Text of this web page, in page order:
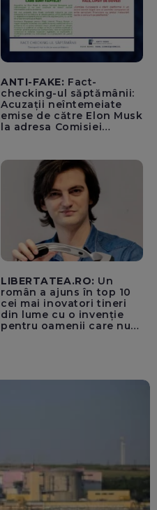
ANTI-FAKE: Fact-
checking-ul săptămânii:
Acuzații neîntemeiate
emise de către Elon Musk
la adresa Comisiei
pentru instaurarea
„cenzurii” pe platforma X
LIBERTATEA.RO: Un
român a ajuns în top 10
cei mai inovatori tineri
din lume cu o invenție
pentru oamenii care nu